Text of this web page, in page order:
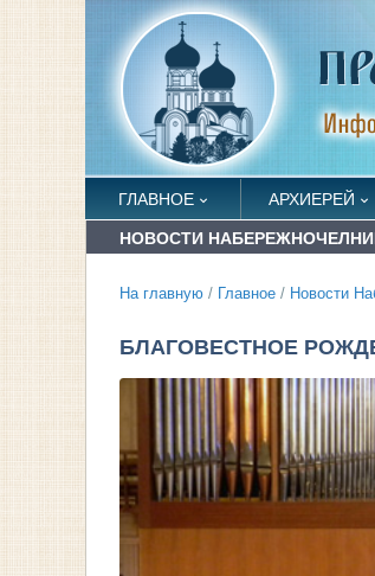
ГЛАВНОЕ АРХИЕРЕЙ
НОВОСТИ
На главную / Главное / Новости
БЛАГОВЕСТНОЕ